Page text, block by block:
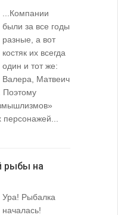
...Компании
были за все годы
разные, а вот
костяк их всегда
один и тот же:
Валера, Матвеич
Поэтому
персонажей...
рыбы на
Ура! Рыбалка
началась!